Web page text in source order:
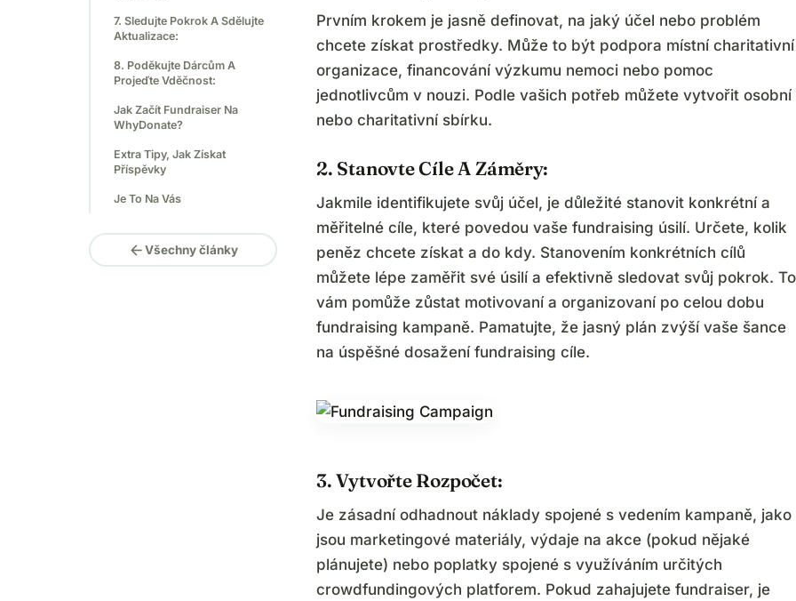
7. Sledujte Pokrok A Sdělujte
Aktualizace:
8. Poděkujte Dárcům A
Projeďte Vděčnost:
Jak Začít Fundraiser Na
WhyDonate?
Extra Tipy, Jak Získat
Příspěvky
Je To Na Vás
arrow_backVšechny články
Prvním krokem je jasně definovat, na jaký účel nebo problém
chcete získat prostředky. Může to být podpora místní charitativní
organizace, financování výzkumu nemoci nebo pomoc
jednotlivcům v nouzi. Podle vašich potřeb můžete vytvořit osobní
nebo charitativní sbírku.
2. Stanovte Cíle A Záměry:
Jakmile identifikujete svůj účel, je důležité stanovit konkrétní a
měřitelné cíle, které povedou vaše fundraising úsilí. Určete, kolik
peněz chcete získat a do kdy. Stanovením konkrétních cílů
můžete lépe zaměřit své úsilí a efektivně sledovat svůj pokrok. To
vám pomůže zůstat motivovaní a organizovaní po celou dobu
fundraising kampaně. Pamatujte, že jasný plán zvýší vaše šance
na úspěšné dosažení fundraising cíle.
3. Vytvořte Rozpočet:
Je zásadní odhadnout náklady spojené s vedením kampaně, jako
jsou marketingové materiály, výdaje na akce (pokud nějaké
plánujete) nebo poplatky spojené s využíváním určitých
crowdfundingových platforem. Pokud zahajujete fundraiser, je